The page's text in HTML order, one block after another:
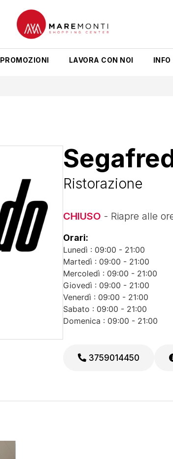
PROMOZIONI LAVORA CON NOI
Ristorazione
CHIUSO - Riapre alle
Orari:
Lunedì : 09:00 - 21:00
Martedì : 09:00 - 21:00
Mercoledì : 09:00 - 21:00
Giovedì : 09:00 - 21:00
Venerdì : 09:00 - 21:00
Sabato : 09:00 - 21:00
Domenica : 09:00 - 21:00
3759014450